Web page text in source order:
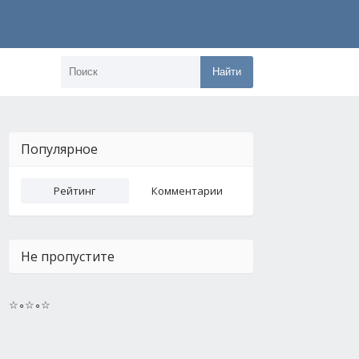
Найти
Популярное
Рейтинг Комментарии
Не пропустите
☆∘☆∘☆